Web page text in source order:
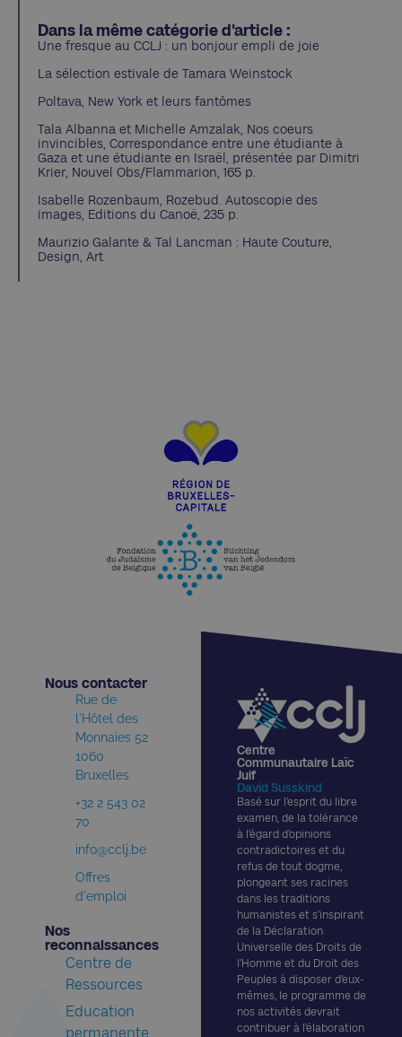
Dans la même catégorie d'article :
Une fresque au CCLJ : un bonjour empli de joie
La sélection estivale de Tamara Weinstock
Poltava, New York et leurs fantômes
Tala Albanna et Michelle Amzalak, Nos coeurs
invincibles, Correspondance entre une étudiante à
Gaza et une étudiante en Israël, présentée par Dimitri
Krier, Nouvel Obs/Flammarion, 165 p.
Isabelle Rozenbaum, Rozebud. Autoscopie des
images, Editions du Canoë, 235 p.
Maurizio Galante & Tal Lancman : Haute Couture,
Design, Art
Centre
Communautaire Laïc
Juif
David Susskind
Basé sur l’esprit du libre
examen, de la tolérance
à l’égard d’opinions
contradictoires et du
refus de tout dogme,
plongeant ses racines
dans les traditions
humanistes et s’inspirant
de la Déclaration
Universelle des Droits de
l’Homme et du Droit des
Peuples à disposer d’eux-
mêmes, le programme de
nos activités devrait
contribuer à l’élaboration
Nous contacter​
Rue de
l'Hôtel des
Monnaies 52
1060
Bruxelles
+32 2 543 02
70
info@cclj.be
Offres
d'emploi
Nos
reconnaissances​
Centre de
Ressources
Education
permanente